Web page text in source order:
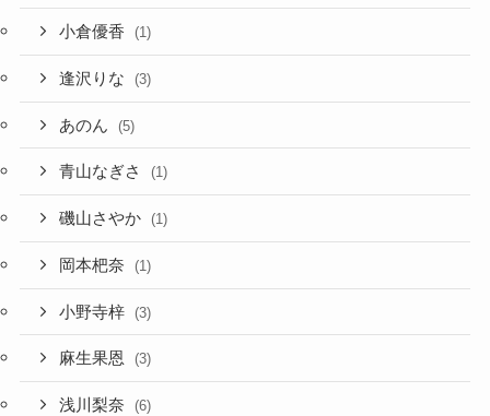
小倉優香 (1)
逢沢りな (3)
あのん (5)
青山なぎさ (1)
磯山さやか (1)
岡本杷奈 (1)
小野寺梓 (3)
麻生果恩 (3)
浅川梨奈 (6)